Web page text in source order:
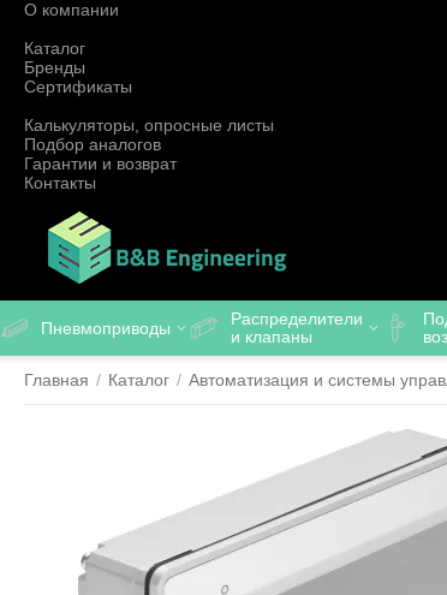
О компании
Каталог
Бренды
Сертификаты
Калькуляторы, опросные листы
Подбор аналогов
Гарантии и возврат
Контакты
Пневмоприводы
Распределители
и клапаны
Главная / Каталог / Автоматизация и системы